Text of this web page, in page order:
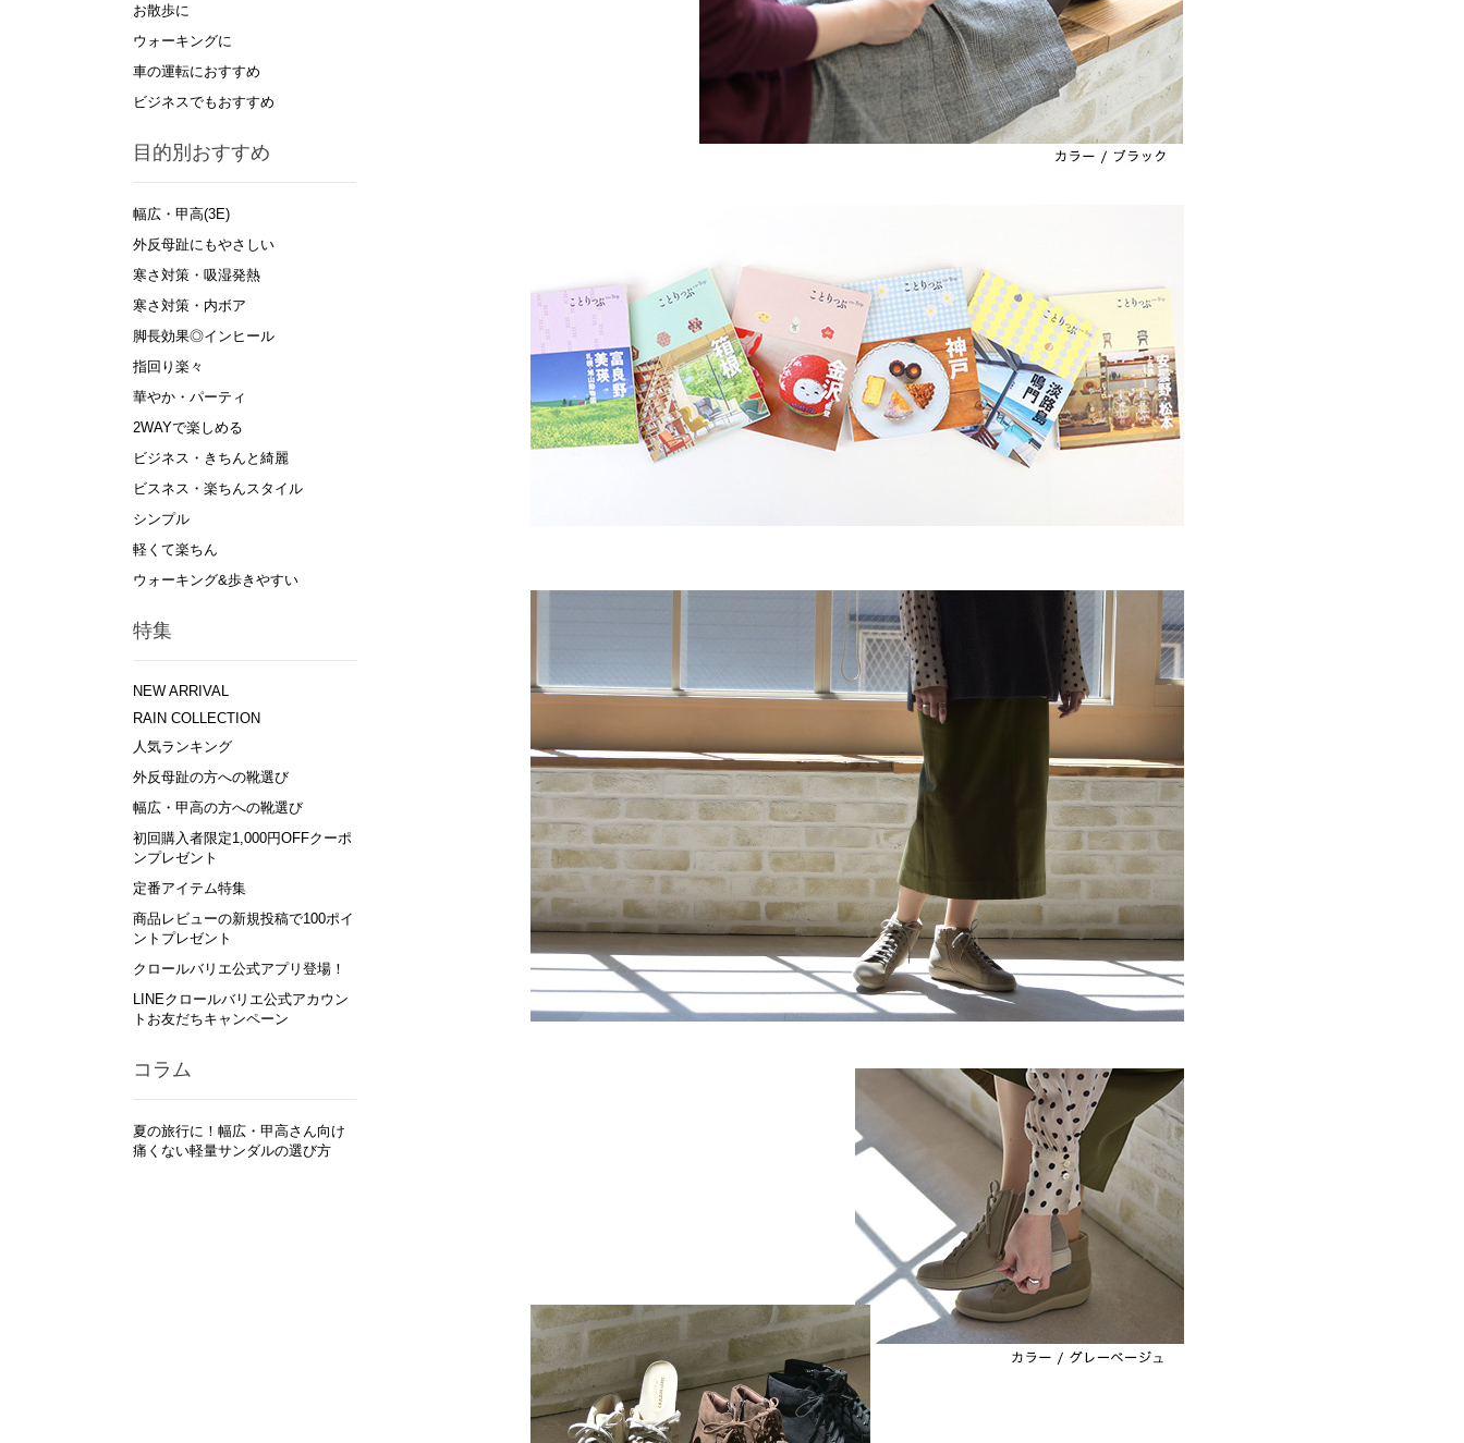
お散歩に
ウォーキングに
車の運転におすすめ
ビジネスでもおすすめ
目的別おすすめ
幅広・甲高(3E)
外反母趾にもやさしい
寒さ対策・吸湿発熱
寒さ対策・内ボア
脚長効果◎インヒール
指回り楽々
華やか・パーティ
2WAYで楽しめる
ビジネス・きちんと綺麗
ビスネス・楽ちんスタイル
シンプル
軽くて楽ちん
ウォーキング&歩きやすい
特集
NEW ARRIVAL
RAIN COLLECTION
人気ランキング
外反母趾の方への靴選び
幅広・甲高の方への靴選び
初回購入者限定1,000円OFFクーポ
ンプレゼント
定番アイテム特集
商品レビューの新規投稿で100ポイ
ントプレゼント
クロールバリエ公式アプリ登場！
LINEクロールバリエ公式アカウン
トお友だちキャンペーン
コラム
夏の旅行に！幅広・甲高さん向け
痛くない軽量サンダルの選び方